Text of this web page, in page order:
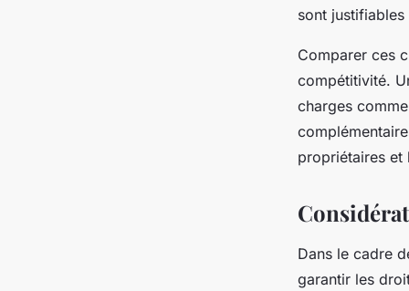
sont
Comparer ces
compétitivité.
charges
propriétaires et
Dans le cadre
garantir les